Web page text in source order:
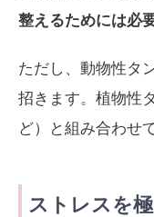
整えるためには必
ただし、動物性タ
招きます。植物性
ど）と組み合わせ
ストレスを